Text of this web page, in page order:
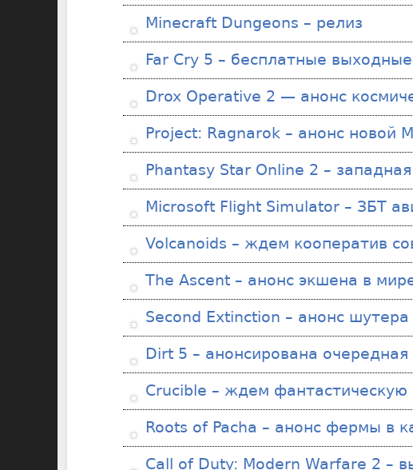
Minecraft Dungeons – релиз
Far Cry 5 – бесплатные выходные
Drox Operative 2 — анонс
Project: Ragnarok – анонс новой
Phantasy Star Online 2 –
Microsoft Flight Simulator – ЗБТ
Volcanoids – ждем кооператив
The Ascent – анонс экшена в
Second Extinction – анонс
Dirt 5 – анонсирована очередная
Crucible – ждем фантастическую
Roots of Pacha – анонс фермы в
Call of Duty: Modern Warfare 2 –